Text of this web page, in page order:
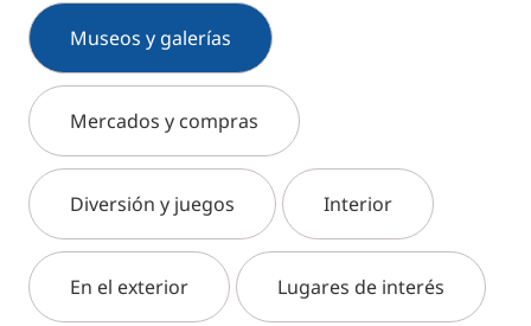
Museos y galerías
Mercados y compras
Diversión y juegos Interior
En el exterior Lugares de interés